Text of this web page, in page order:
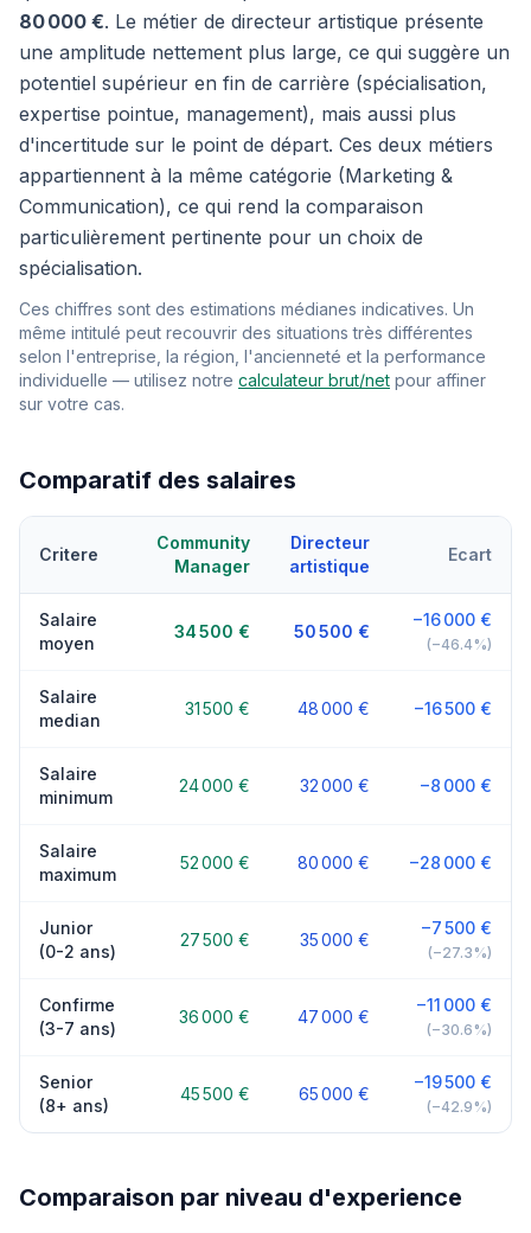
80 000 €. Le métier de directeur artistique présente
une amplitude nettement plus large, ce qui suggère un
potentiel supérieur en fin de carrière (spécialisation,
expertise pointue, management), mais aussi plus
d'incertitude sur le point de départ. Ces deux métiers
appartiennent à la même catégorie (Marketing &
Communication), ce qui rend la comparaison
particulièrement pertinente pour un choix de
spécialisation.
Ces chiffres sont des estimations médianes indicatives. Un
même intitulé peut recouvrir des situations très différentes
selon l'entreprise, la région, l'ancienneté et la performance
individuelle — utilisez notre calculateur brut/net pour affiner
sur votre cas.
Comparatif des salaires
Critere
Community
Manager
Directeur
artistique
Ecart
Salaire
moyen
34 500 € 50 500 €
−16 000 €
(−46.4%)
Salaire
median
31 500 € 48 000 € −16 500 €
Salaire
minimum
24 000 € 32 000 € −8 000 €
Salaire
maximum
52 000 € 80 000 € −28 000 €
Junior
(0-2 ans)
27 500 € 35 000 €
−7 500 €
(−27.3%)
Confirme
(3-7 ans)
36 000 € 47 000 €
−11 000 €
(−30.6%)
Senior
(8+ ans)
45 500 € 65 000 €
−19 500 €
(−42.9%)
Comparaison par niveau d'experience